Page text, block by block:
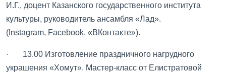
И.Г., доцент Казанского государственного института
культуры, руководитель ансамбля «Лад».
( Instagram, Facebook, «ВКонтакте»).
· 13.00 Изготовление праздничного нагрудного
украшения «Хомут». Мастер-класс от Елистратовой